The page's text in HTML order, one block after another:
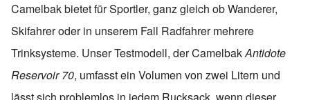
Camelbak bietet für Sportler, ganz gleich ob Wanderer,
Skifahrer oder in unserem Fall Radfahrer mehrere
Trinksysteme. Unser Testmodell, der CamelbakAntidote
Reservoir 70, umfasst ein Volumen von zwei Litern und